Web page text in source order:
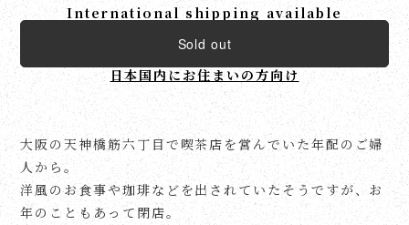
International shipping available
Sold out
日本国内にお住まいの方向け
大阪の天神橋筋六丁目で喫茶店を営んでいた年配のご婦
人から。
洋風のお食事や珈琲などを出されていたそうですが、お
年のこともあって閉店。